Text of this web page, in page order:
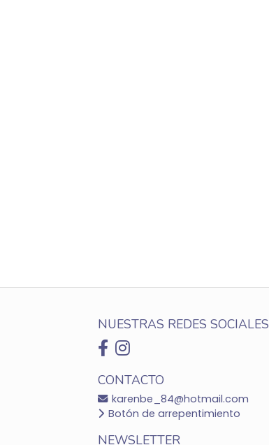
NUESTRAS REDES SOCIALES
CONTACTO
karenbe_84@hotmail.com
Botón de arrepentimiento
NEWSLETTER